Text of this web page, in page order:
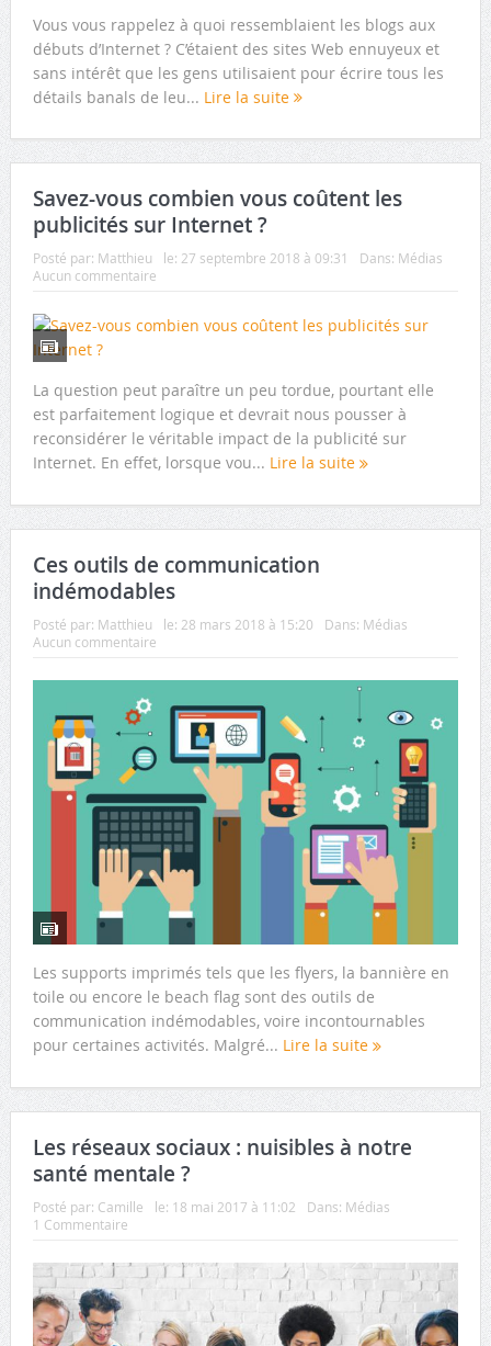
Vous vous rappelez à quoi ressemblaient les blogs aux
débuts d’Internet ? C’étaient des sites Web ennuyeux et
sans intérêt que les gens utilisaient pour écrire tous les
détails banals de leu... Lire la suite
Savez-vous combien vous coûtent les
publicités sur Internet ?
Posté par: Matthieu le: 27 septembre 2018 à 09:31 Dans: Médias
Aucun commentaire
La question peut paraître un peu tordue, pourtant elle
est parfaitement logique et devrait nous pousser à
reconsidérer le véritable impact de la publicité sur
Internet. En effet, lorsque vou... Lire la suite
Ces outils de communication
indémodables
Posté par: Matthieu le: 28 mars 2018 à 15:20 Dans: Médias
Aucun commentaire
Les supports imprimés tels que les flyers, la bannière en
toile ou encore le beach flag sont des outils de
communication indémodables, voire incontournables
pour certaines activités. Malgré... Lire la suite
Les réseaux sociaux : nuisibles à notre
santé mentale ?
Posté par: Camille le: 18 mai 2017 à 11:02 Dans: Médias
1 Commentaire